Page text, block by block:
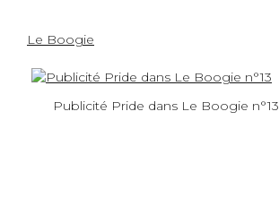
Le Boogie
Publicité Pride dans Le Boogie n°13